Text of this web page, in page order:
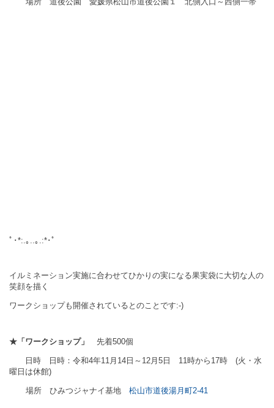
ﾟ･*:.｡..｡.:*･ﾟ
イルミネーション実施に合わせてひかりの実になる果実袋に大切な人の
笑顔を描く
ワークショップも開催されているとのことです:-)
★「ワークショップ」 先着500個
日時 日時：令和4年11月 14 日～ 12月 5 日 11時から 17時 (火・水
曜日は休館)
場所 ひみつジャナイ基地 松山市道後湯月町2-41